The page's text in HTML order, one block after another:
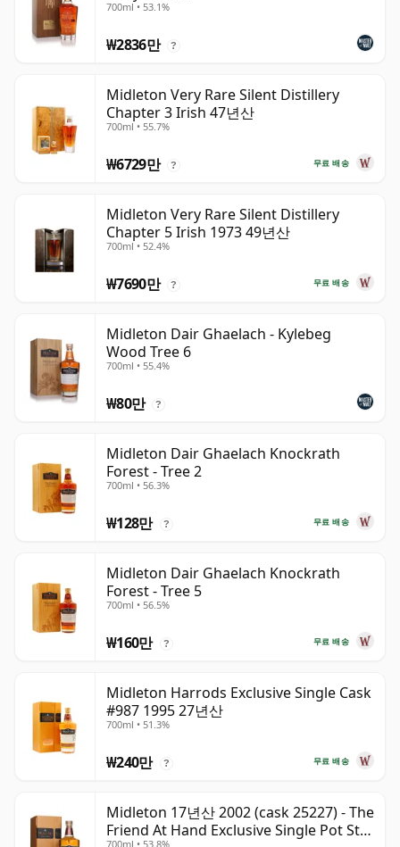
700ml • 53.1%
₩2836만 ?
Midleton Very Rare Silent Distillery
Chapter 3 Irish 47년산
700ml • 55.7%
무료 배송
₩6729만 ?
Midleton Very Rare Silent Distillery
Chapter 5 Irish 1973 49년산
700ml • 52.4%
무료 배송
₩7690만 ?
Midleton Dair Ghaelach - Kylebeg
Wood Tree 6
700ml • 55.4%
₩80만 ?
Midleton Dair Ghaelach Knockrath
Forest - Tree 2
700ml • 56.3%
무료 배송
₩128만 ?
Midleton Dair Ghaelach Knockrath
Forest - Tree 5
700ml • 56.5%
무료 배송
₩160만 ?
Midleton Harrods Exclusive Single Cask
#987 1995 27년산
700ml • 51.3%
무료 배송
₩240만 ?
Midleton 17년산 2002 (cask 25227) - The
Friend At Hand Exclusive Single Pot Still
700ml • 53.8%